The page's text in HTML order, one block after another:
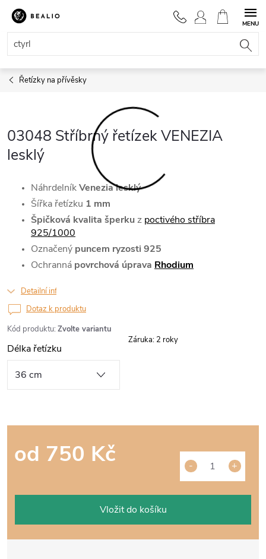
Přejít
obsah
NÁKUPNÍ
KOŠÍK
Řetízky na přívěsky
03048 Stříbrný řetízek VENEZIA
lesklý
Kód produktu: Zvolte variantu
NáhrdelníkVenezia lesklý
Šířka řetízku 1 mm
Špičková kvalita šperkuz poctivého stříbra
925/1000
Označený puncem ryzosti 925
Ochranná povrchová úprava Rhodium
Detailní informace
Délka řetízku
od 750 Kč
Vložit do košíku
Dotaz k produktu
Záruka: 2 roky